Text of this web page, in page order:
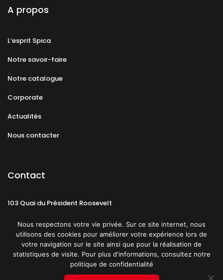
A propos
L’esprit Spica
Notre savoir-faire
Notre catalogue
Corporate
Actualités
Nous contacter
Contact
103 Quai du Président Roosevelt
CGU Politique de confidentialité
Nous respectons votre vie privée. Sur ce site internet, nous
utilisons des cookies pour améliorer votre expérience lors de
votre navigation sur le site ainsi que pour la réalisation de
statistiques de visite. Pour plus d'informations, consultez notre
politique de confidentialité